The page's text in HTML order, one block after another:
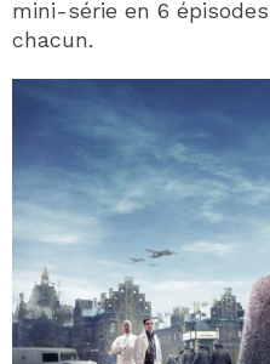
mini-série en 6
chacun.